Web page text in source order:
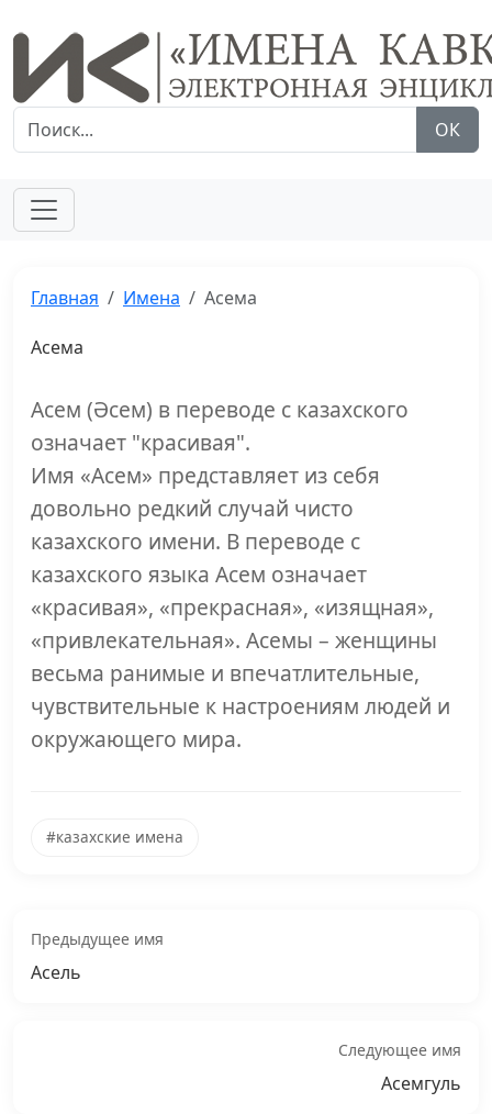
ОК
Главная Имена Асема
Асема
Асем (Әсем) в переводе с казахского
означает "красивая".
Имя «Асем» представляет из себя
довольно редкий случай чисто
казахского имени. В переводе с
казахского языка Асем означает
«красивая», «прекрасная», «изящная»,
«привлекательная». Асемы – женщины
весьма ранимые и впечатлительные,
чувствительные к настроениям людей и
окружающего мира.
#казахские имена
Предыдущее имя
Асель
Следующее имя
Асемгуль